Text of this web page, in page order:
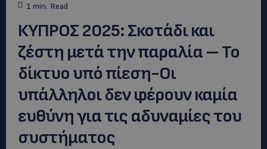
1 min. Read
ΚΥΠΡΟΣ 2025: Σκοτάδι και
ζέστη μετά την παραλία – Το
δίκτυο υπό πίεση-Οι
υπάλληλοι δεν φέρουν καμία
ευθύνη για τις αδυναμίες του
συστήματος